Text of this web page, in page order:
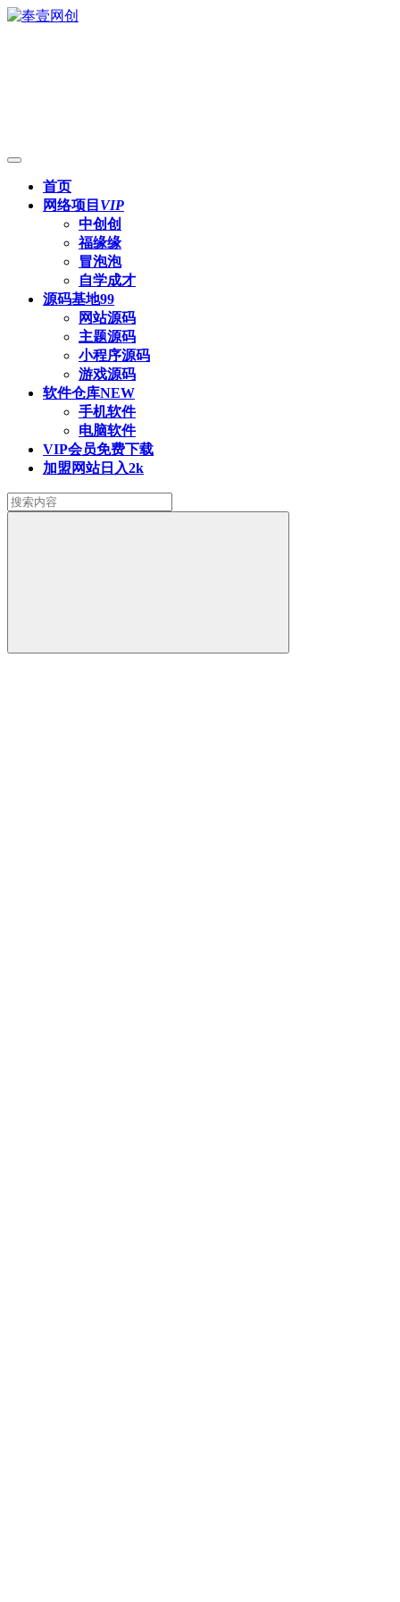
首页
网络项目 VIP
中创创
福缘缘
冒泡泡
自学成才
源码基地99
网站源码
主题源码
小程序源码
游戏源码
软件仓库NEW
手机软件
电脑软件
VIP会员免费下载
加盟网站日入2k